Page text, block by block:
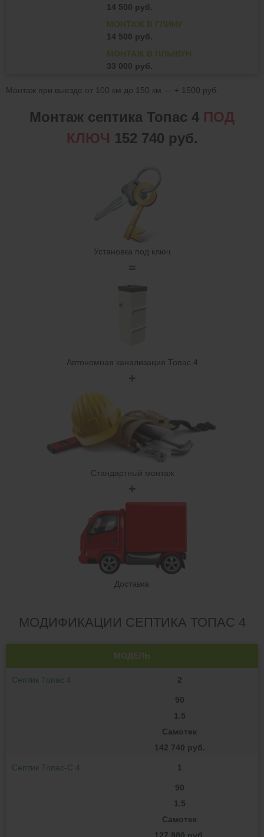
14 500 руб.
МОНТАЖ В ГЛИНУ
14 500 руб.
МОНТАЖ В ПЛЫВУН
33 000 руб.
Монтаж при выезде от 100 км до 150 км — + 1500 руб.
Монтаж септика Топас 4 ПОД
КЛЮЧ 152 740 руб.
Установка под ключ
=
Автономная канализация Топас 4
+
Стандартный монтаж
+
Доставка
МОДИФИКАЦИИ СЕПТИКА ТОПАС 4
МОДЕЛЬ
Септик Топас 4 2
90
1.5
Самотек
142 740 руб.
Септик Топас-С 4 1
90
1.5
Самотек